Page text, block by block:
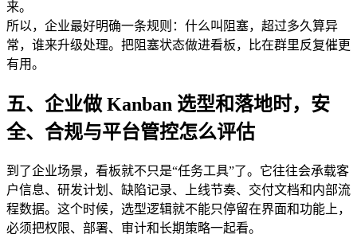
来。
所以，企业最好明确一条规则：什么叫阻塞，超过多久算异
常，谁来升级处理。把阻塞状态做进看板，比在群里反复催更
有用。
五、企业做 Kanban 选型和落地时，安
全、合规与平台管控怎么评估
到了企业场景，看板就不只是“任务工具”了。它往往会承载客
户信息、研发计划、缺陷记录、上线节奏、交付文档和内部流
程数据。这个时候，选型逻辑就不能只停留在界面和功能上，
必须把权限、部署、审计和长期策略一起看。